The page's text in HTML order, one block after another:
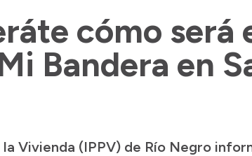
cómo será
Bandera en
Vivienda (IPPV) de Río Negro